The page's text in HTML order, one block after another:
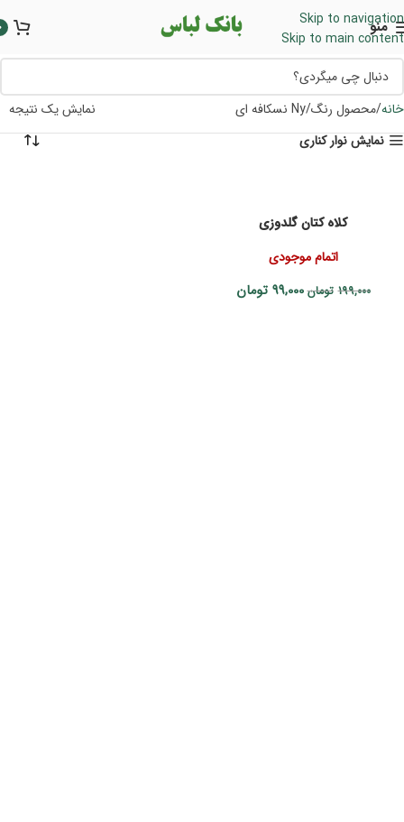
Skip to navigation
Skip to main content
منو
خانه محصول رنگ Ny نسکافه ای
نمایش یک نتیجه
نمایش نوار کناری
کلاه کتان گلدوزی
اتمام موجودی
199,000 تومان 99,000 تومان